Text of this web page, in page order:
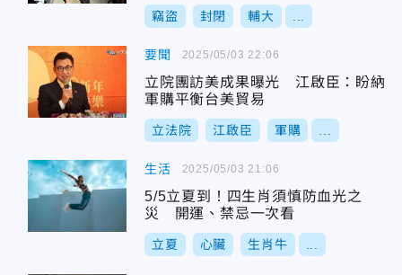
竊盜 封閉 輔大
要聞
立院團訪美成果曝光 江啟臣：盼納
軍購平衡台美貿易
立法院 江啟臣 軍購
2025/05/03 22:06
生活
5/5立夏到！四生肖須慎防血光之
災 開運、禁忌一次看
立夏 心臟 生肖牛
2025/05/03 21:06